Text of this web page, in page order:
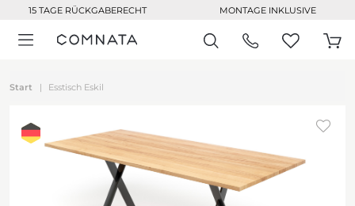
15 TAGE RÜCKGABERECHT MONTAGE INKLUSIVE
Start Esstisch Eskil